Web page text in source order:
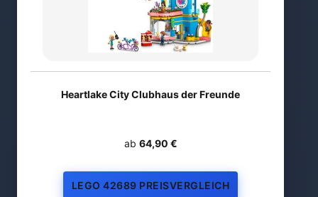
Heartlake City Clubhaus der Freunde
ab 64,90 €
LEGO 42689 PREISVERGLEICH